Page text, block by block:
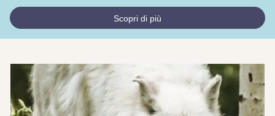
Scopri di più